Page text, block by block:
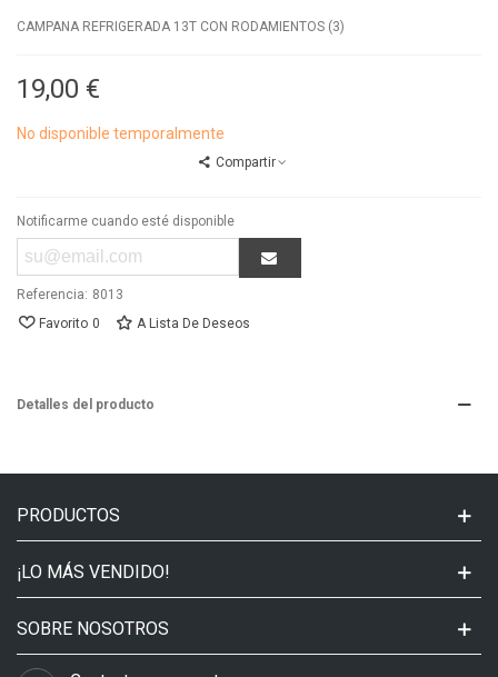
CAMPANA REFRIGERADA 13T CON RODAMIENTOS (3)
19,00 €
No disponible temporalmente
Compartir
Notificarme cuando esté disponible
Referencia: 8013
Favorito 0 A Lista De Deseos
Detalles del producto
PRODUCTOS
¡LO MÁS VENDIDO!
SOBRE NOSOTROS